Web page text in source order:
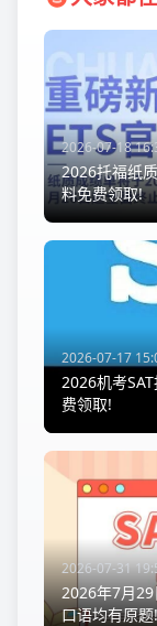
2026-07-18
2026托福纸
料免费领取!
2026-07-17
2026机考
费领取!
2026-07-31
2026年7月
口语均有原